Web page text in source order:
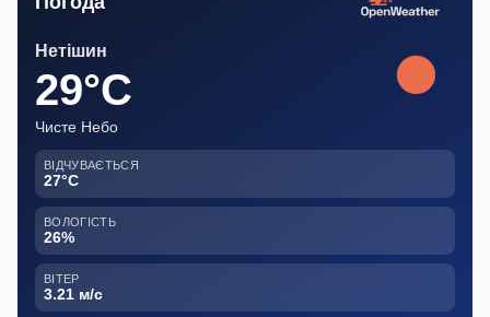
Нетішин
29°C
Чисте Небо
ВІДЧУВАЄТЬСЯ
27°C
ВОЛОГІСТЬ
26%
ВІТЕР
3.21 м/с